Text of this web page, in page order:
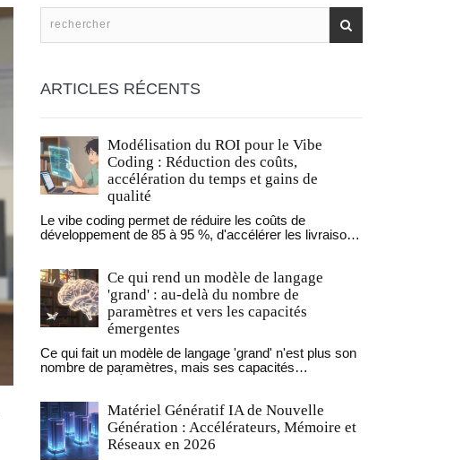
ARTICLES RÉCENTS
Modélisation du ROI pour le Vibe
Coding : Réduction des coûts,
accélération du temps et gains de
qualité
Le vibe coding permet de réduire les coûts de
développement de 85 à 95 %, d'accélérer les livraisons
ROI et l'adopter sans risque.
Ce qui rend un modèle de langage
'grand' : au-delà du nombre de
paramètres et vers les capacités
émergentes
Ce qui fait un modèle de langage 'grand' n'est plus son
nombre de paramètres, mais ses capacités
humains. La prochaine révolution vient de la profondeur
logique, pas de la taille.
Matériel Génératif IA de Nouvelle
Génération : Accélérateurs, Mémoire et
Réseaux en 2026